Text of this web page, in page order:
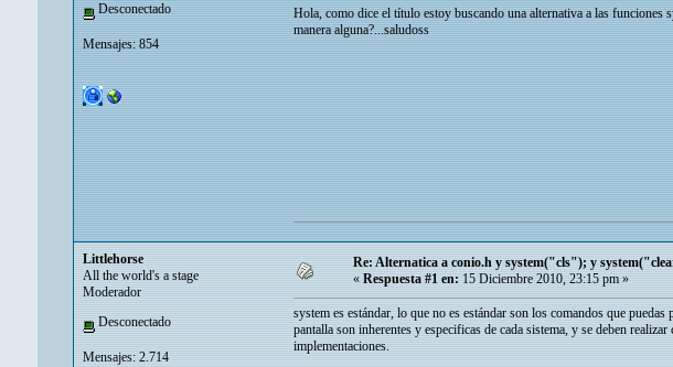
Desconectado
Mensajes: 854
Hola, como dice el título estoy buscando una alternativa a las funciones
manera alguna?...saludoss
Littlehorse
All the world's a stage
Moderador
Desconectado
Mensajes: 2.714
Re: Alternatica a conio.h y system("cls"); y
« Respuesta #1 en: 15 Diciembre 2010, 23:15 pm »
system es estándar, lo que no es estándar son los comandos que
pantalla son inherentes y especificas de cada sistema, y se deben
implementaciones.